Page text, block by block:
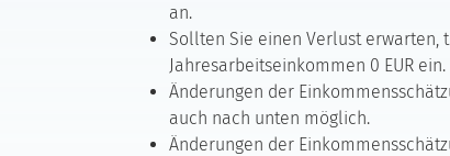
an.
Sollten Sie einen Verlust erwarten,
Jahresarbeitseinkommen 0 EUR ein.
Änderungen der
auch nach unten möglich.
Änderungen der